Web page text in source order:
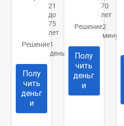
21
до
75
лет
Решение1
день
Полу
чить
деньг
и
70
лет
Решение2
минуты
Полу
чить
деньг
и